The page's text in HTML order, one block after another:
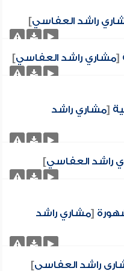
راشد العفاسي]
[مشاري راشد العفاسي]
[مشاري راشد
راشد العفاسي]
[مشاري راشد
راشد العفاسي]